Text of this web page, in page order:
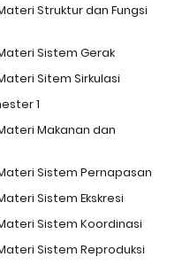
Struktur dan Fungsi
Sistem Gerak
Sitem Sirkulasi
1
Makanan dan
Sistem Pernapasan
Sistem Ekskresi
Sistem Koordinasi
Sistem Reproduksi